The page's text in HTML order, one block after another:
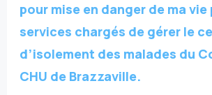
pour mise en danger de ma vie
services chargés de gérer le
d’isolement des malades du
CHU de Brazzaville.